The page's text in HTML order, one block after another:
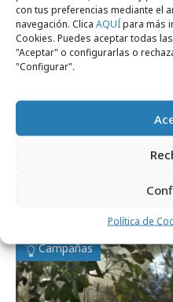
con tus preferencias mediante el
navegación. Clica AQUÍpara más
Cookies. Puedes aceptar todas
"Aceptar" o configurarlas o
"Configurar".
Política de
campaña frenética
Campañas